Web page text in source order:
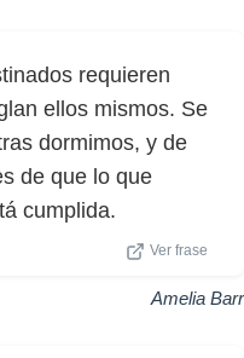
requieren
ellos mismos. Se
dormimos, y de
de que lo que
cumplida.
Ver frase
Amelia Barr